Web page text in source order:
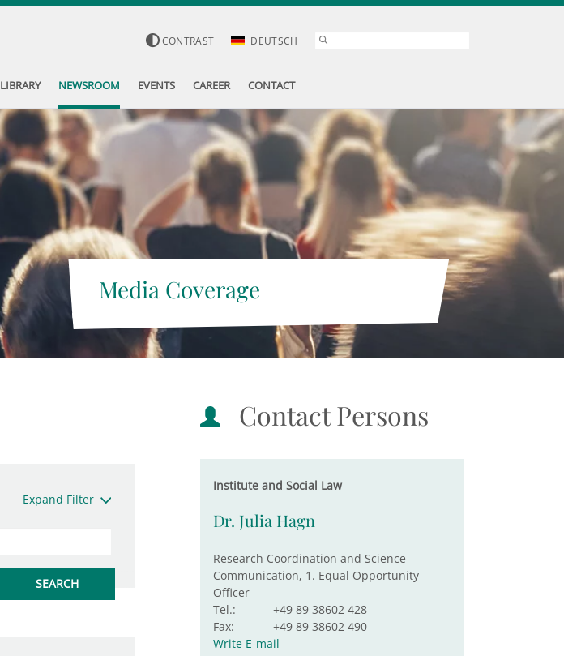
CONTRAST DEUTSCH
LIBRARY NEWSROOM EVENTS CAREER CONTACT
Media Coverage
Expand Filter
Contact Persons
Institute and Social Law
Dr. Julia Hagn
Research Coordination and Science
Communication, 1. Equal Opportunity
Officer
Tel.:
+49 89 38602 428
Fax:
+49 89 38602 490
Write E-mail